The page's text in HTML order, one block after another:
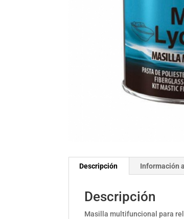
Descripción Información
Descripción
Masilla multifuncional para